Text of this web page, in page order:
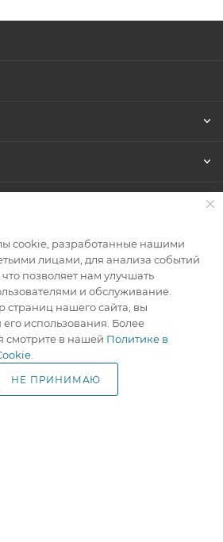
В КОРЗИНУ
67-25
ЗВОНОК
info@makita.one
Москва, м. Черкизовская
Щелковское
дом 3, стр. 1, ТЦ "Город
Б, 4 этаж, павильон
cookie, разработанные нашими
лицами, для анализа событий
позволяет нам улучшать
и обслуживание.
страниц нашего сайта, вы
использования. Более
смотрите в нашей Политике в
НЕ ПРИНИМАЮ